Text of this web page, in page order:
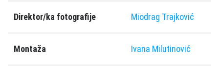
Direktor/ka fotografije Miodrag Trajković
Montaža Ivana Milutinović